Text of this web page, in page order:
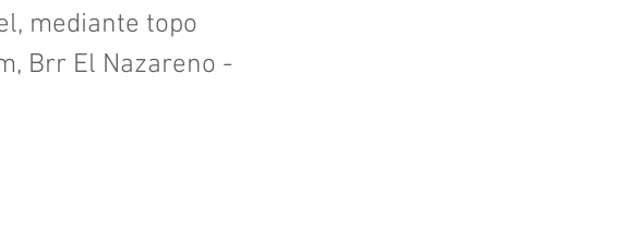
mediante topo
Brr El Nazareno -